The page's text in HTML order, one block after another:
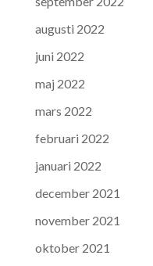
augusti 2022
juni 2022
maj 2022
mars 2022
februari 2022
januari 2022
december 2021
november 2021
oktober 2021